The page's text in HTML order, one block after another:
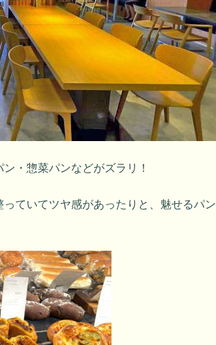
・惣菜パンなどがズラリ！
ていてツヤ感があったりと、魅せるパン